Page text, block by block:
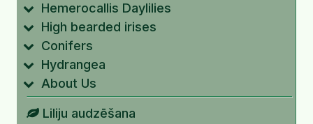
Hemerocallis Daylilies
High bearded irises
Conifers
Hydrangea
About Us
Liliju audzēšana